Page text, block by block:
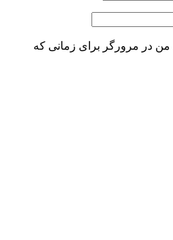
من در مرورگر برای زمانی که